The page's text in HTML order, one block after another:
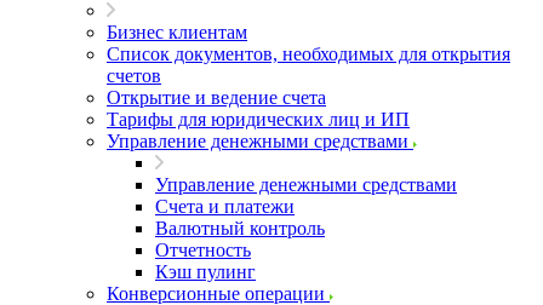
Бизнес клиентам
Список документов, необходимых для открытия
счетов
Открытие и ведение счета
Тарифы для юридических лиц и ИП
Управление денежными средствами
Управление денежными средствами
Счета и платежи
Валютный контроль
Отчетность
Кэш пулинг
Конверсионные операции